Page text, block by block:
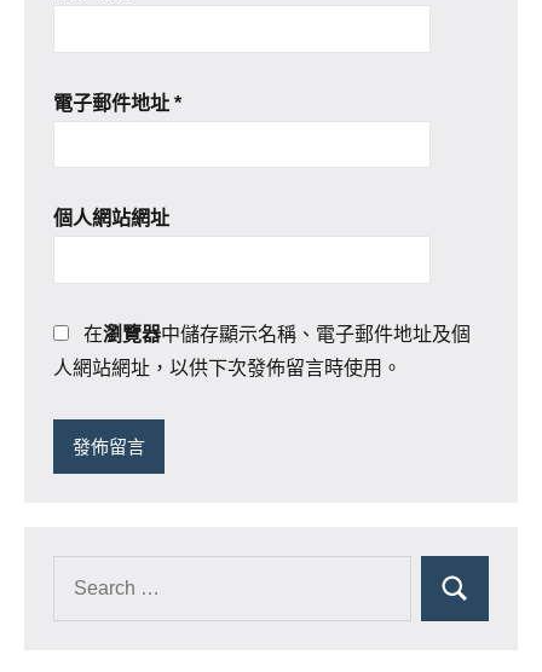
電子郵件地址 *
個人網站網址
在瀏覽器中儲存顯示名稱、電子郵件地址及個
人網站網址，以供下次發佈留言時使用。